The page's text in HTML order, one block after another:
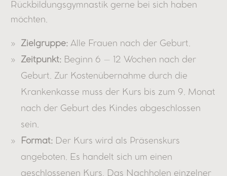
Rückbildungsgymnastik gerne bei sich haben
möchten.
Zielgruppe: Alle Frauen nach der Geburt.
Zeitpunkt: Beginn 6 – 12 Wochen nach der
Geburt. Zur Kostenübernahme durch die
Krankenkasse muss der Kurs bis zum 9. Monat
nach der Geburt des Kindes abgeschlossen
sein.
Format:
Der Kurs wird als Präsenskurs
angeboten. Es handelt sich um einen
geschlossenen Kurs. Das Nachholen einzelner